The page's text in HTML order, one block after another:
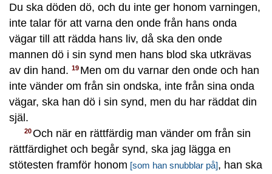
Du ska döden dö, och du inte ger honom varningen,
inte talar för att varna den onde från hans onda
vägar till att rädda hans liv, då ska den onde
mannen dö i sin synd men hans blod ska utkrävas
av din hand. 19 Men om du varnar den onde och han
inte vänder om från sin ondska, inte från sina onda
vägar, ska han dö i sin synd, men du har räddat din
själ.
20Och när en rättfärdig man vänder om från sin
rättfärdighet och begår synd, ska jag lägga en
stötesten framför honom [som han snubblar på], han ska